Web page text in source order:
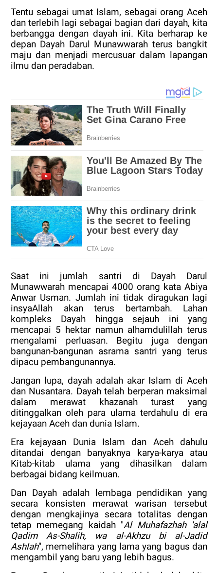
Tentu sebagai umat Islam, sebagai orang Aceh
dan terlebih lagi sebagai bagian dari dayah, kita
berbangga dengan dayah ini. Kita berharap ke
depan Dayah Darul Munawwarah terus bangkit
maju dan menjadi mercusuar dalam lapangan
ilmu dan peradaban.
Saat ini jumlah santri di Dayah Darul
Munawwarah mencapai 4000 orang kata Abiya
Anwar Usman. Jumlah ini tidak diragukan lagi
insyaAllah akan terus bertambah. Lahan
kompleks Dayah hingga sejauh ini yang
mencapai 5 hektar namun alhamdulillah terus
mengalami perluasan. Begitu juga dengan
bangunan-bangunan asrama santri yang terus
dipacu pembangunannya.
Jangan lupa, dayah adalah akar Islam di Aceh
dan Nusantara. Dayah telah berperan maksimal
dalam merawat khazanah turast yang
ditinggalkan oleh para ulama terdahulu di era
kejayaan Aceh dan dunia Islam.
Era kejayaan Dunia Islam dan Aceh dahulu
ditandai dengan banyaknya karya-karya atau
Kitab-kitab ulama yang dihasilkan dalam
berbagai bidang keilmuan.
Dan Dayah adalah lembaga pendidikan yang
secara konsisten merawat warisan tersebut
dengan mengkajinya secara totalitas dengan
tetap memegang kaidah "Al Muhafazhah 'alal
Qadim As-Shalih, wa al-Akhzu bi al-Jadid
Ashlah", memelihara yang lama yang bagus dan
mengambil yang baru yang lebih bagus.